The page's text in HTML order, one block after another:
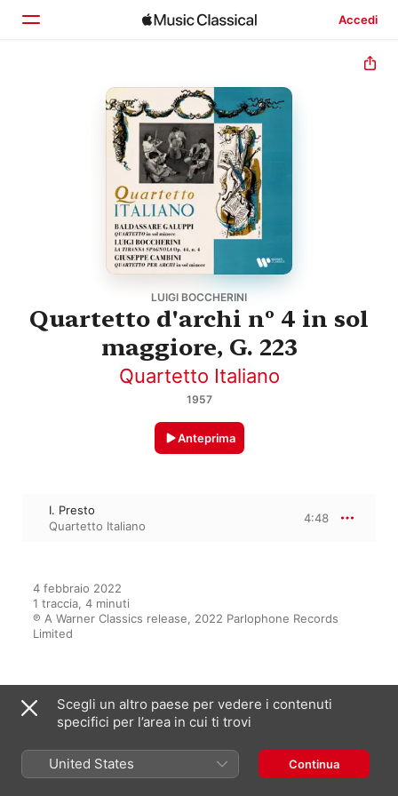
Accedi
LUIGI BOCCHERINI
Quartetto d'archi nº 4 in sol
maggiore, G. 223
Quartetto Italiano
1957
Anteprima
I. Presto
Quartetto Italiano
4:48
4 febbraio 2022
1 traccia, 4 minuti
℗ A Warner Classics release, 2022 Parlophone Records
Limited
Dall’album
Galuppi, Boccherini & Cambini:
Quartetti per archi
Scegli un altro paese per vedere i contenuti
specifici per l’area in cui ti trovi
United States Continua